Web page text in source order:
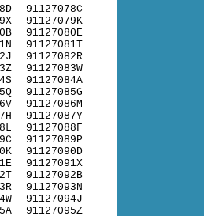
91127078C
91127079K
91127080E
91127081T
91127082R
91127083W
91127084A
91127085G
91127086M
91127087Y
91127088F
91127089P
91127090D
91127091X
91127092B
91127093N
91127094J
91127095Z